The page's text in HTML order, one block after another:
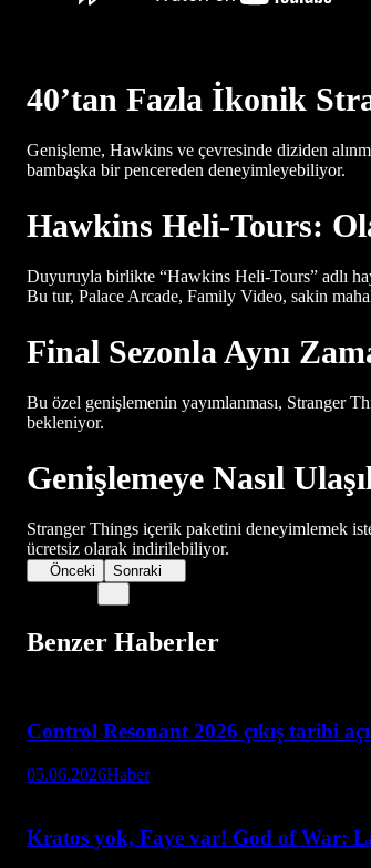
40’tan Fazla İkonik
Genişleme, Hawkins ve çevresinde diziden
bambaşka bir pencereden deneyimleyebiliyor.
Hawkins Heli-Tours:
Duyuruyla birlikte “Hawkins Heli-Tours” adlı
Bu tur, Palace Arcade, Family Video, sakin
Final Sezonla Aynı
Bu özel genişlemenin yayımlanması, Stranger
bekleniyor.
Genişlemeye Nasıl
Stranger Things içerik paketini deneyimlemek
ücretsiz olarak indirilebiliyor.
Önceki Sonraki
Benzer Haberler
Control Resonant 2026 çıkış tarihi
05.06.2026Haber
Kratos yok, Faye var! God of War: